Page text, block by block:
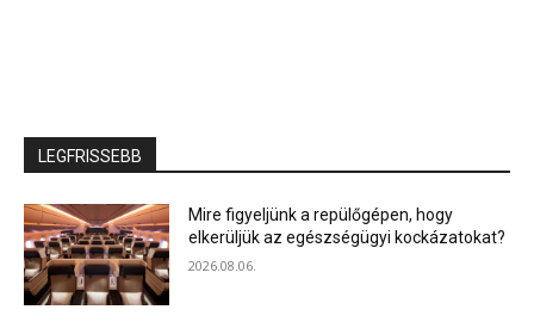
LEGFRISSEBB
Mire figyeljünk a repülőgépen, hogy
elkerüljük az egészségügyi kockázatokat?
2026.08.06.